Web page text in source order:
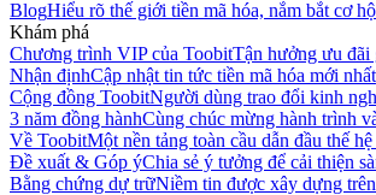
BlogHiểu rõ thế giới tiền mã hóa, nắm bắt cơ
Khám phá
Chương trình VIP của ToobitTận hưởng ưu đãi
Nhận địnhCập nhật tin tức tiền mã hóa mới nhất
Cộng đồng ToobitNgười dùng trao đổi kinh
3 năm đồng hànhCùng chúc mừng hành trình
Về ToobitMột nền tảng toàn cầu dẫn đầu thế
Đề xuất & Góp ýChia sẻ ý tưởng để cải thiện
Bằng chứng dự trữNiềm tin được xây dựng